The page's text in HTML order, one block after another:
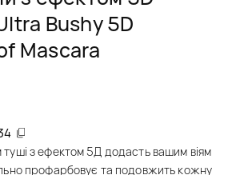
Bushy 5D
Mascara
з ефектом 5Д додасть вашим віям
профарбовує та подовжить кожну